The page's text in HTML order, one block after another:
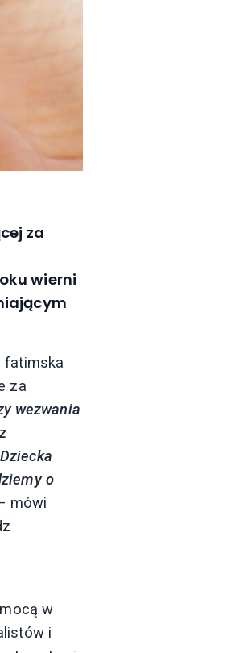
za
wierni
fatimska
za
wezwania
o
mówi
w
i